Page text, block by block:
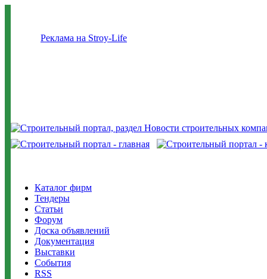
Реклама на Stroy-Life
Каталог фирм
Тендеры
Статьи
Форум
Доска объявлений
Документация
Выставки
События
RSS